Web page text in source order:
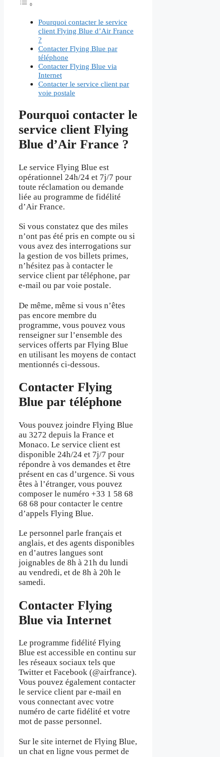
Pourquoi contacter le service
client Flying Blue d’Air France
?
Contacter Flying Blue par
téléphone
Contacter Flying Blue via
Internet
Contacter le service client par
voie postale
Pourquoi contacter le
service client Flying
Blue d’Air France ?
Le service Flying Blue est
opérationnel 24h/24 et 7j/7 pour
toute réclamation ou demande
liée au programme de fidélité
d’Air France.
Si vous constatez que des miles
n’ont pas été pris en compte ou si
vous avez des interrogations sur
la gestion de vos billets primes,
n’hésitez pas à contacter le
service client par téléphone, par
e-mail ou par voie postale.
De même, même si vous n’êtes
pas encore membre du
programme, vous pouvez vous
renseigner sur l’ensemble des
services offerts par Flying Blue
en utilisant les moyens de contact
mentionnés ci-dessous.
Contacter Flying
Blue par téléphone
Vous pouvez joindre Flying Blue
au 3272 depuis la France et
Monaco. Le service client est
disponible 24h/24 et 7j/7 pour
répondre à vos demandes et être
présent en cas d’urgence. Si vous
êtes à l’étranger, vous pouvez
composer le numéro +33 1 58 68
68 68 pour contacter le centre
d’appels Flying Blue.
Le personnel parle français et
anglais, et des agents disponibles
en d’autres langues sont
joignables de 8h à 21h du lundi
au vendredi, et de 8h à 20h le
samedi.
Contacter Flying
Blue via Internet
Le programme fidélité Flying
Blue est accessible en continu sur
les réseaux sociaux tels que
Twitter et Facebook (@airfrance).
Vous pouvez également contacter
le service client par e-mail en
vous connectant avec votre
numéro de carte fidélité et votre
mot de passe personnel.
Sur le site internet de Flying Blue,
un chat en ligne vous permet de